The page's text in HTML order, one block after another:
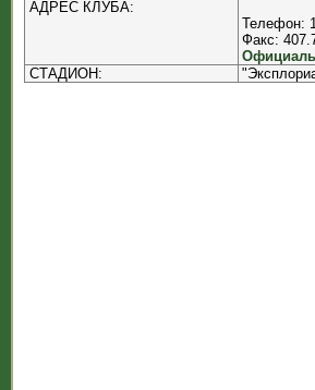
АДРЕС КЛУБА:
Телефон:
Факс:
СТАДИОН: